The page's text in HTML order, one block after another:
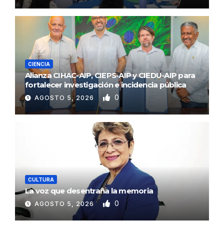
CIENCIA
Alianza CIHAC-AIP, CIEPS-AIP y CIEDU-AIP para
fortalecer investigación e incidencia pública
AGOSTO 5, 2026 0
CULTURA
La voz que desentraña la memoria
AGOSTO 5, 2026 0